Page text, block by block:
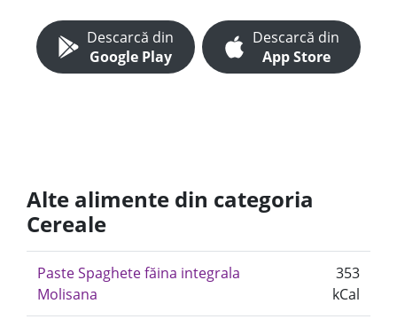
Descarcă din
Google Play
Descarcă din
App Store
Alte alimente din categoria
Cereale
Paste Spaghete făina integrala
Molisana
353
kCal